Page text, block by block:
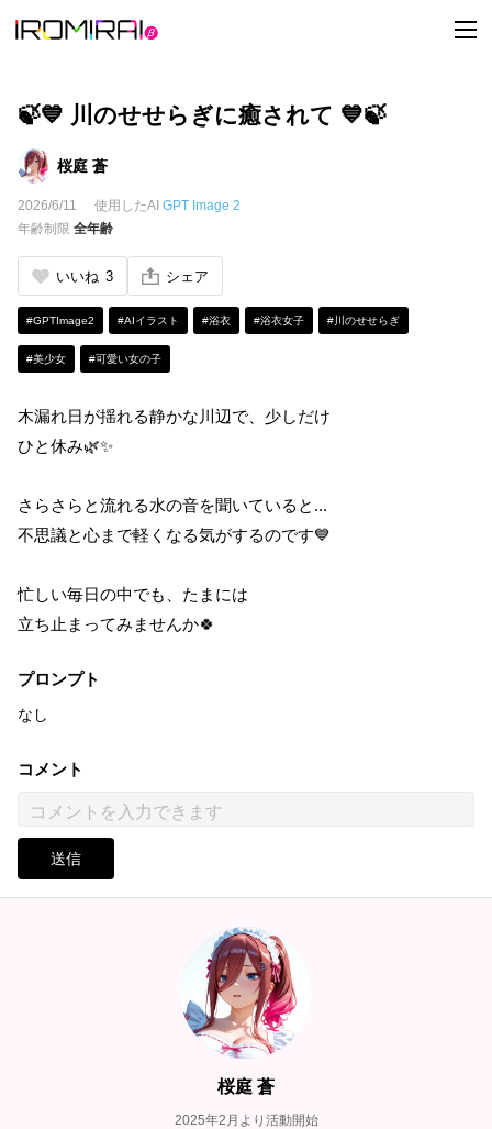
t
o
🍃💙 川のせせらぎに癒されて 💙🍃
桜庭 蒼
2026/6/11 使用したAI GPT Image 2
年齢制限 全年齢
いいね 3 シェア
#GPTImage2 #AIイラスト #浴衣 #浴衣女子 #川のせせらぎ
#美少女 #可愛い女の子
木漏れ日が揺れる静かな川辺で、少しだけ
ひと休み🌿✨
さらさらと流れる水の音を聞いていると...
不思議と心まで軽くなる気がするのです💙
忙しい毎日の中でも、たまには
立ち止まってみませんか🍀
プロンプト
なし
コメント
送信
桜庭 蒼
2025年2月より活動開始